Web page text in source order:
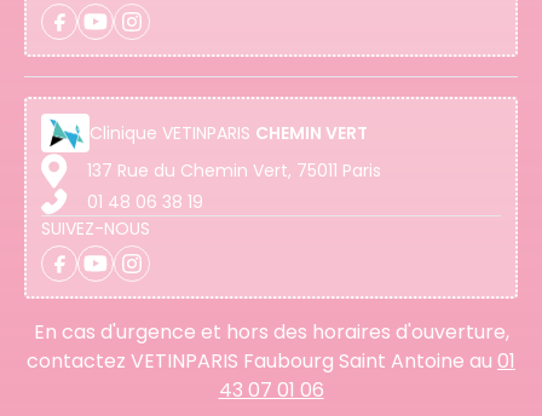
Clinique VETINPARIS CHEMIN VERT
137 Rue du Chemin Vert, 75011 Paris
01 48 06 38 19
SUIVEZ-NOUS
En cas d'urgence et hors des horaires d'ouverture,
contactez VETINPARIS Faubourg Saint Antoine au 01
43 07 01 06